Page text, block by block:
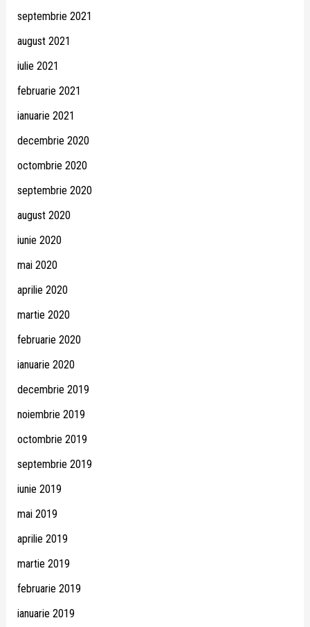
septembrie 2021
august 2021
iulie 2021
februarie 2021
ianuarie 2021
decembrie 2020
octombrie 2020
septembrie 2020
august 2020
iunie 2020
mai 2020
aprilie 2020
martie 2020
februarie 2020
ianuarie 2020
decembrie 2019
noiembrie 2019
octombrie 2019
septembrie 2019
iunie 2019
mai 2019
aprilie 2019
martie 2019
februarie 2019
ianuarie 2019